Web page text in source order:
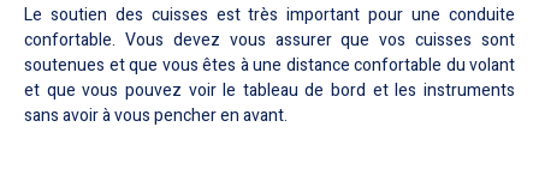
Le soutien des cuisses est très important pour une conduite
confortable. Vous devez vous assurer que vos cuisses sont
soutenues et que vous êtes à une distance confortable du volant
et que vous pouvez voir le tableau de bord et les instruments
sans avoir à vous pencher en avant.